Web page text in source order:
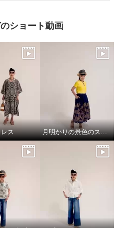
ショート動画
ス 月明かりの景色のスカートで，リラックス!